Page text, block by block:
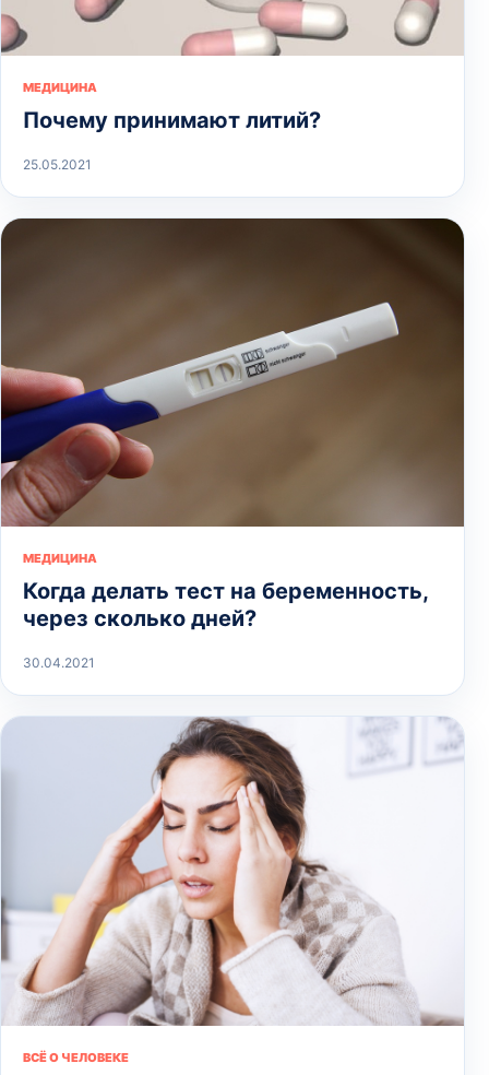
МЕДИЦИНА
Почему принимают литий?
25.05.2021
МЕДИЦИНА
Когда делать тест на беременность,
через сколько дней?
30.04.2021
ВСЁ О ЧЕЛОВЕКЕ